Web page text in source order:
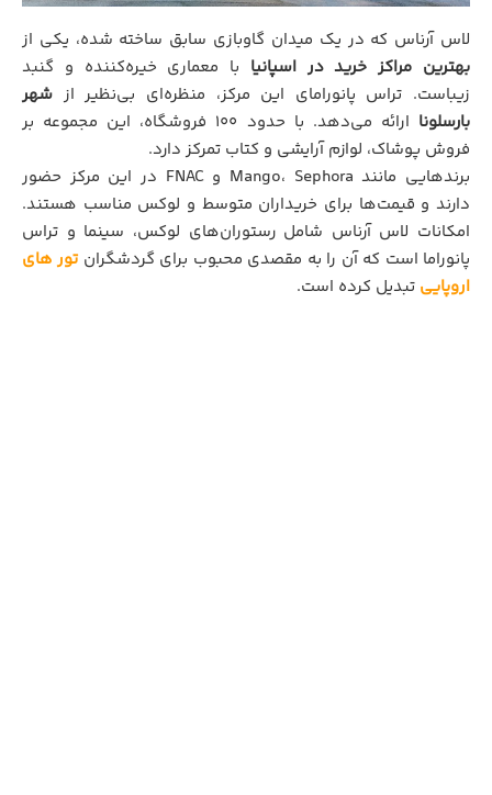
لاس آرناس که در یک میدان گاوبازی سابق ساخته شده، یکی از
بهترین مراکز خرید در اسپانیا با معماری خیره‌کننده و گنبد
زیباست. تراس پانورامای این مرکز، منظره‌ای بی‌نظیر از شهر
بارسلونا
ارائه می‌دهد. با حدود ۱۰۰ فروشگاه، این مجموعه بر
فروش پوشاک، لوازم آرایشی و کتاب تمرکز دارد.
برندهایی مانند Mango، Sephora و FNAC در این مرکز حضور
دارند و قیمت‌ها برای خریداران متوسط و لوکس مناسب هستند.
امکانات لاس آرناس شامل رستوران‌های لوکس، سینما و تراس
پانوراما است که آن را به مقصدی محبوب برای گردشگرانتور های
اروپایی تبدیل کرده است.